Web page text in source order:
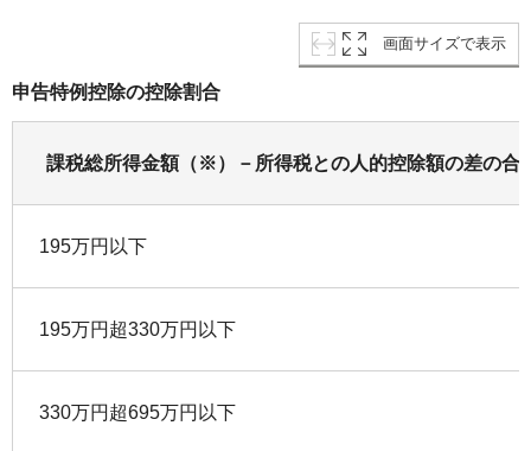
画面サイズで表示
申告特例控除の控除割合
課税総所得金額（※）－所得税との人的控除額の差の合
195万円以下
195万円超330万円以下
330万円超695万円以下